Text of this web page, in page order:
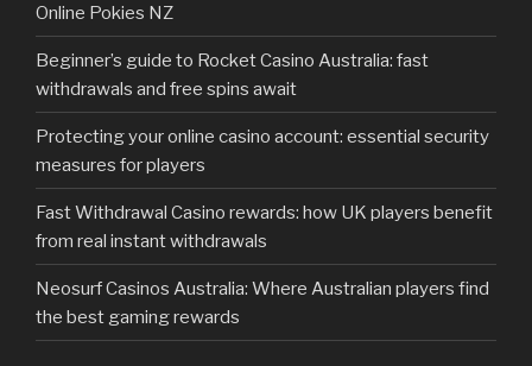
Online Pokies NZ
Beginner’s guide to Rocket Casino Australia: fast
withdrawals and free spins await
Protecting your online casino account: essential security
measures for players
Fast Withdrawal Casino rewards: how UK players benefit
from real instant withdrawals
Neosurf Casinos Australia: Where Australian players find
the best gaming rewards